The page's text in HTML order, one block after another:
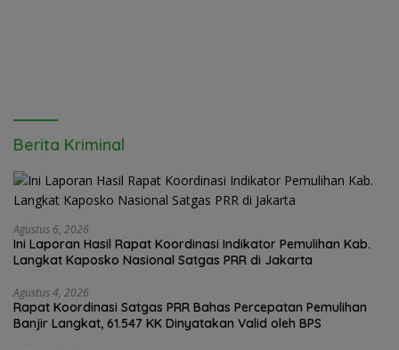
Berita Kriminal
Agustus 6, 2026
Ini Laporan Hasil Rapat Koordinasi Indikator Pemulihan Kab.
Langkat Kaposko Nasional Satgas PRR di Jakarta
Agustus 4, 2026
Rapat Koordinasi Satgas PRR Bahas Percepatan Pemulihan
Banjir Langkat, 61.547 KK Dinyatakan Valid oleh BPS